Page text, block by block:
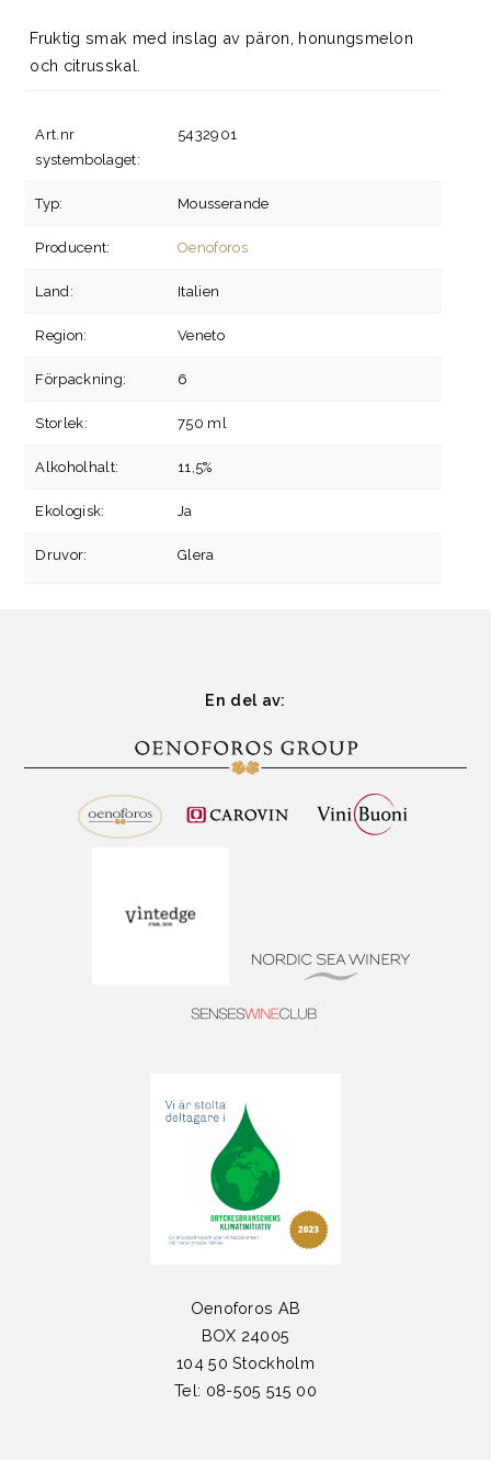
Fruktig smak med inslag av päron, honungsmelon
och citrusskal.
Art.nr
systembolaget:
5432901
Typ: Mousserande
Producent: Oenoforos
Land: Italien
Region: Veneto
Förpackning: 6
Storlek: 750 ml
Alkoholhalt: 11,5%
Ekologisk: Ja
Druvor: Glera
En del av:
Oenoforos AB
BOX 24005
104 50 Stockholm
Tel: 08-505 515 00